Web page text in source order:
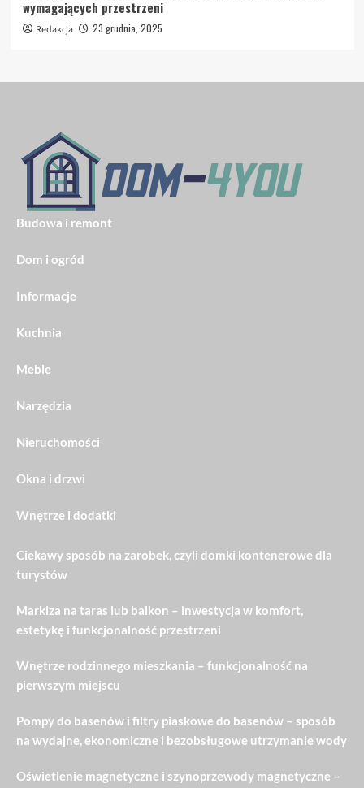
wymagających przestrzeni
Redakcja 23 grudnia, 2025
Budowa i remont
Dom i ogród
Informacje
Kuchnia
Meble
Narzędzia
Nieruchomości
Okna i drzwi
Wnętrze i dodatki
Ciekawy sposób na zarobek, czyli domki kontenerowe dla
turystów
Markiza na taras lub balkon – inwestycja w komfort,
estetykę i funkcjonalność przestrzeni
Wnętrze rodzinnego mieszkania – funkcjonalność na
pierwszym miejscu
Pompy do basenów i filtry piaskowe do basenów – sposób
na wydajne, ekonomiczne i bezobsługowe utrzymanie wody
Oświetlenie magnetyczne i szynoprzewody magnetyczne –